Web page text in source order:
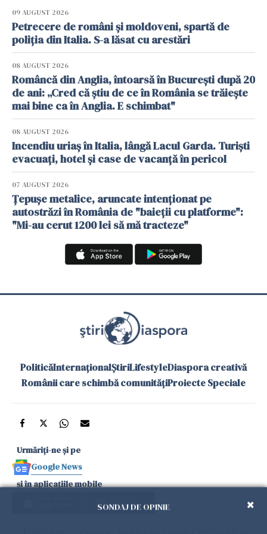
09 AUGUST 2026
Petrecere de români și moldoveni, spartă de
poliția din Italia. S-a lăsat cu arestări
08 AUGUST 2026
Româncă din Anglia, întoarsă în București după 20
de ani: „Cred că știu de ce în România se trăiește
mai bine ca în Anglia. E schimbat"
08 AUGUST 2026
Incendiu uriaș în Italia, lângă Lacul Garda. Turiști
evacuați, hotel și case de vacanță în pericol
07 AUGUST 2026
Țepușe metalice, aruncate intenționat pe
autostrăzi în România de "baieții cu platforme":
"Mi-au cerut 1200 lei să mă tracteze"
PoliticăInternaționalȘtiriLifestyleDiaspora creativă
Românii care schimbă comunitățiProiecte Speciale
Urmăriți-ne și pe
Google News
și în aplicațiile mobile